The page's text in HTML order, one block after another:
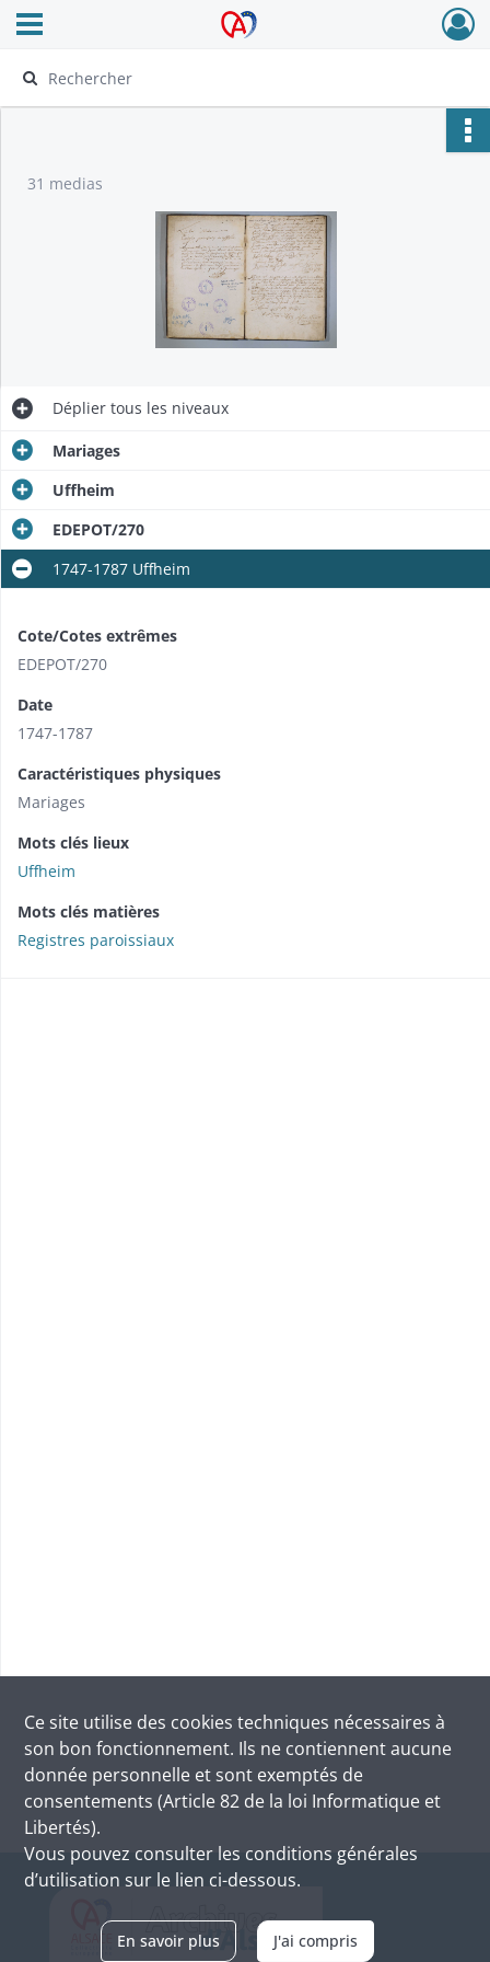
Archives Alsace - Colmar
Ouvrir le menu déroulant
31 medias
Déplier tous les niveaux
Mariages
Uffheim
EDEPOT/270
1747-1787 Uffheim
Cote/Cotes extrêmes
EDEPOT/270
Date
1747-1787
Caractéristiques physiques
Mariages
Mots clés lieux
Uffheim
Mots clés matières
Registres paroissiaux
Ce site utilise des cookies techniques nécessaires à
son bon fonctionnement. Ils ne contiennent aucune
donnée personnelle et sont exemptés de
consentements (Article 82 de la loi Informatique et
Libertés).
Vous pouvez consulter les conditions générales
d’utilisation sur le lien ci-dessous.
En savoir plus J'ai compris